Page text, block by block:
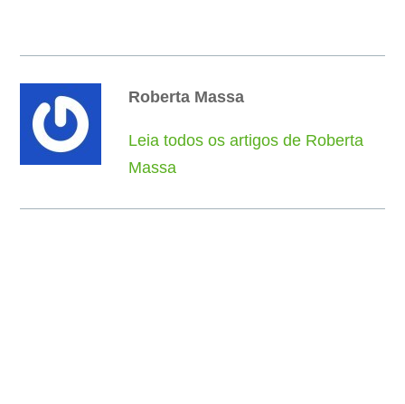
Roberta Massa
Leia todos os artigos de Roberta
Massa